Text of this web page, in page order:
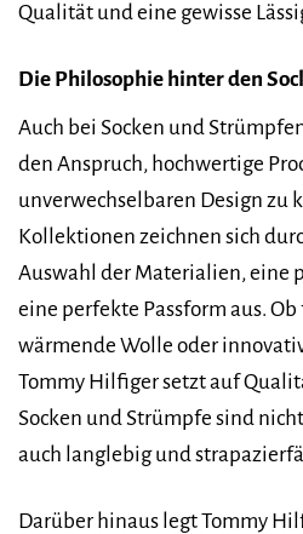
Qualität und eine gewisse
Die Philosophie hinter den
Auch bei Socken und
den Anspruch, hochwertige
unverwechselbaren Design zu
Kollektionen zeichnen sich
Auswahl der Materialien, eine
eine perfekte Passform aus.
wärmende Wolle oder
Tommy Hilfiger setzt auf
Socken und Strümpfe sind
auch langlebig und
Darüber hinaus legt Tommy